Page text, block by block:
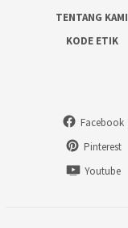
TENTANG KAMI
KODE ETIK
Facebook
Pinterest
Youtube